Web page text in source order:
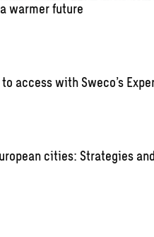
warmer fu­ture
ac­cess with Sweco’s
cities: Strate­gies